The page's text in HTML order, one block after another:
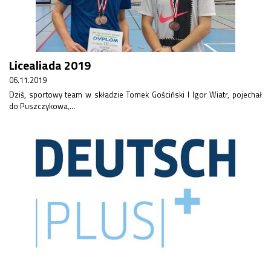
Harmonogram pracy szkoły
Konkurs klas
Konkurs "Złota Żaba"
Kontakty zagraniczne
Newsy
Obóz adaptacyjny
Polityka ochrony dzieci
Przewodniczący Rady Szkoły
Warsztaty interdyscyplinarne
Wykaz podręczników
Zajęcia pozalekcyjne
Biblioteka szkolna
Dyżury Szkolne
Licealiada 2019
06.11.2019
Dziś, sportowy team w składzie Tomek Gościński I Igor Wiatr, pojechał
do Puszczykowa,...